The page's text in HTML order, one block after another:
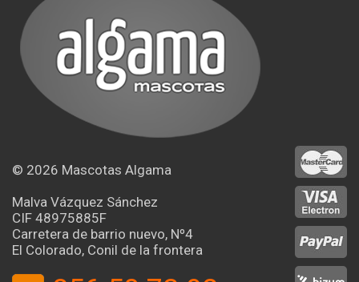
© 2026 Mascotas Algama
Malva Vázquez Sánchez
CIF 48975885F
Carretera de barrio nuevo, Nº4
El Colorado, Conil de la frontera